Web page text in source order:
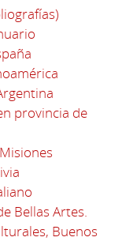
provincia de
Bellas Artes.
Buenos